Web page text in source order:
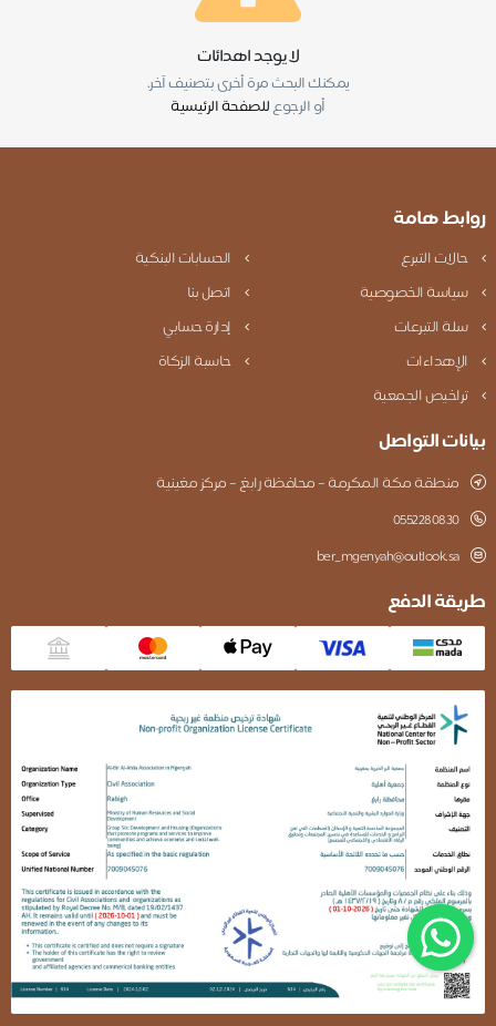
لا يوجد اهدائات
يمكنك البحث مرة أخرى بتصنيف آخر.
أو الرجوعللصفحة الرئيسية
روابط هامة
حالات التبرع
الحسابات البنكية
سياسة الخصوصية
اتصل بنا
سلة التبرعات
إدارة حسابي
الإهداءات
حاسبة الزكاة
تراخيص الجمعية
بيانات التواصل
منطقة مكة المكرمة – محافظة رابغ – مركز مغينية
0552280830
ber_mgenyah@outlook.sa
طريقة الدفع